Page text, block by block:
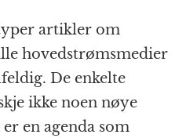
artikler om
hovedstrømsmedier
De enkelte
ikke noen nøye
en agenda som